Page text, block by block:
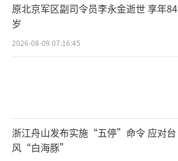
原北京军区副司令员李永金逝世 享年84
岁
2026-08-09 07:16:45
浙江舟山发布实施“五停”命令 应对台
风“白海豚”